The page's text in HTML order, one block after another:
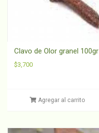
Clavo de Olor granel 100gr
$3,700
Agregar al carrito